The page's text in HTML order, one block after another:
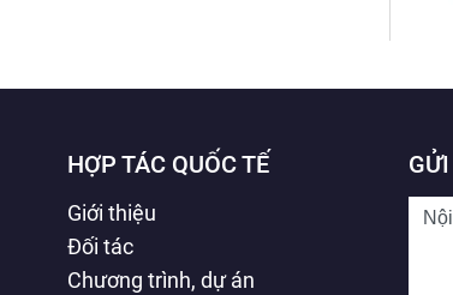
HỢP TÁC QUỐC TẾ
Giới thiệu
Đối tác
Chương trình, dự án